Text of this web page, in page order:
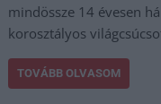
mindössze 14 évesen
korosztályos
TOVÁBB OLVASOM